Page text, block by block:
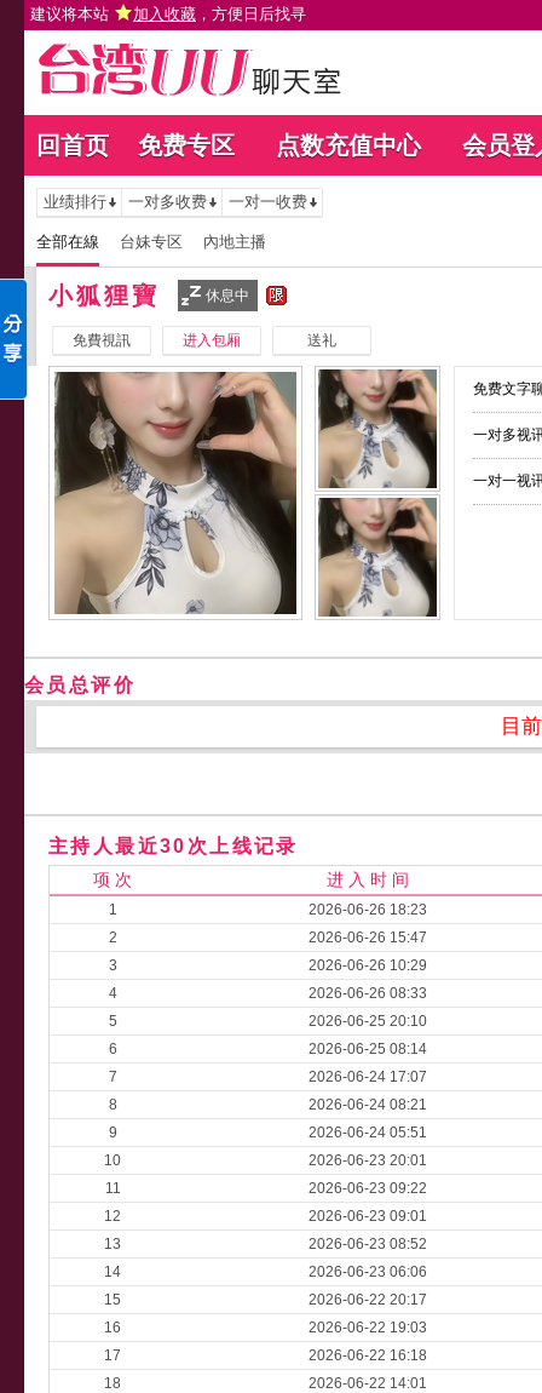
建议将本站 加入收藏 ，方便日后找寻
回首页 免费专区 点数充值中心 会员登
业绩排行 一对多收费 一对一收费
全部在線 台妹专区 內地主播
小狐狸寶 休息中
免費視訊 进入包厢 送礼
免费文字
一对多视
一对一视
会员总评价
目
主持人最近30次上线记录
项 次 进 入 时 间
1
2026-06-26 18:23
2
2026-06-26 15:47
3
2026-06-26 10:29
4
2026-06-26 08:33
5
2026-06-25 20:10
6
2026-06-25 08:14
7
2026-06-24 17:07
8
2026-06-24 08:21
9
2026-06-24 05:51
10
2026-06-23 20:01
11
2026-06-23 09:22
12
2026-06-23 09:01
13
2026-06-23 08:52
14
2026-06-23 06:06
15
2026-06-22 20:17
16
2026-06-22 19:03
17
2026-06-22 16:18
18
2026-06-22 14:01